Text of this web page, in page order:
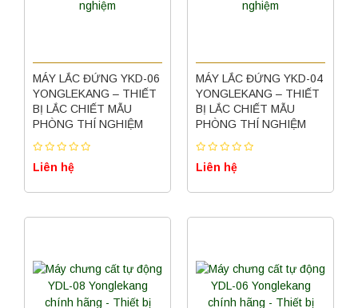
MÁY LẮC ĐỨNG YKD-06
YONGLEKANG – THIẾT
BỊ LẮC CHIẾT MẪU
PHÒNG THÍ NGHIỆM
Liên hệ
MÁY LẮC ĐỨNG YKD-04
YONGLEKANG – THIẾT
BỊ LẮC CHIẾT MẪU
PHÒNG THÍ NGHIỆM
Liên hệ